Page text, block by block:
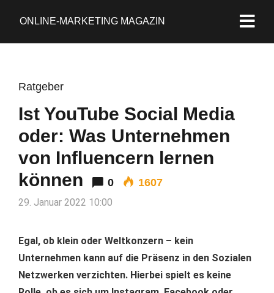
ONLINE-MARKETING MAGAZIN
Ratgeber
Ist YouTube Social Media
oder: Was Unternehmen
von Influencern lernen
können
0 1607
29. Januar 2022 10:00
Egal, ob klein oder Weltkonzern – kein
Unternehmen kann auf die Präsenz in den Sozialen
Netzwerken verzichten. Hierbei spielt es keine